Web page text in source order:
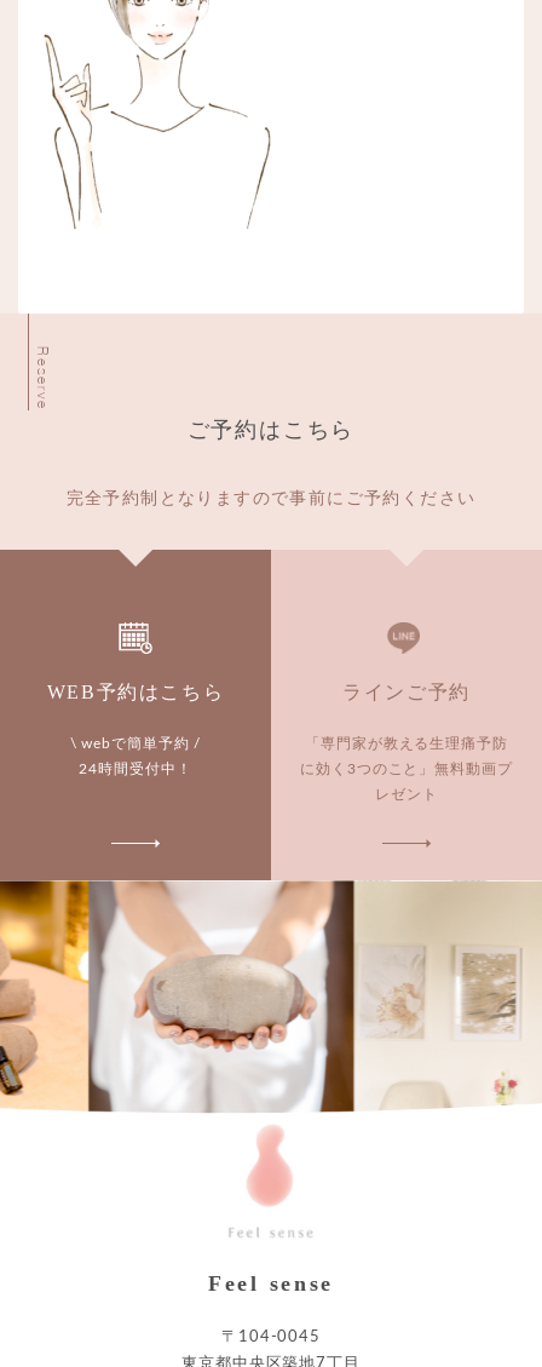
Reserve
ご予約はこちら
完全予約制となりますので事前にご予約ください
WEB予約はこちら
\ webで簡単予約 /
24時間受付中！
ラインご予約
「専門家が教える生理痛予防
に効く3つのこと」無料動画プ
レゼント
Feel sense
〒104-0045